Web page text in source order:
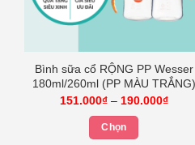
Bình sữa cổ RỘNG PP Wesser
180ml/260ml (PP MÀU TRẮNG)
151.000₫ – 190.000₫
Chọn